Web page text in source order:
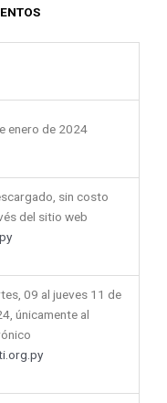
enero de 2024
sin costo
del sitio web
09 al jueves 11 de
únicamente al